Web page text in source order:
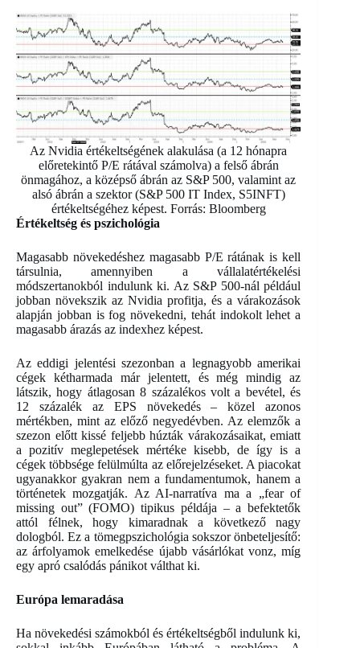
Az Nvidia értékeltségének alakulása (a 12 hónapra
előretekintő P/E rátával számolva) a felső ábrán
önmagához, a középső ábrán az S&P 500, valamint az
alsó ábrán a szektor (S&P 500 IT Index, S5INFT)
értékeltségéhez képest. Forrás: Bloomberg
Értékeltség és pszichológia
Magasabb növekedéshez magasabb P/E rátának is kell
társulnia, amennyiben a vállalatértékelési
módszertanokból indulunk ki. Az S&P 500-nál például
jobban növekszik az Nvidia profitja, és a várakozások
alapján jobban is fog növekedni, tehát indokolt lehet a
magasabb árazás az indexhez képest.
Az eddigi jelentési szezonban a legnagyobb amerikai
cégek kétharmada már jelentett, és még mindig az
látszik, hogy átlagosan 8 százalékos volt a bevétel, és
12 százalék az EPS növekedés – közel azonos
mértékben, mint az előző negyedévben. Az elemzők a
szezon előtt kissé feljebb húzták várakozásaikat, emiatt
a pozitív meglepetések mértéke kisebb, de így is a
cégek többsége felülmúlta az előrejelzéseket. A piacokat
ugyanakkor gyakran nem a fundamentumok, hanem a
történetek mozgatják. Az AI-narratíva ma a „fear of
missing out” (FOMO) tipikus példája – a befektetők
attól félnek, hogy kimaradnak a következő nagy
dologból. Ez a tömegpszichológia sokszor önbeteljesítő:
az árfolyamok emelkedése újabb vásárlókat vonz, míg
egy apró csalódás pánikot válthat ki.
Európa lemaradása
Ha növekedési számokból és értékeltségből indulunk ki,